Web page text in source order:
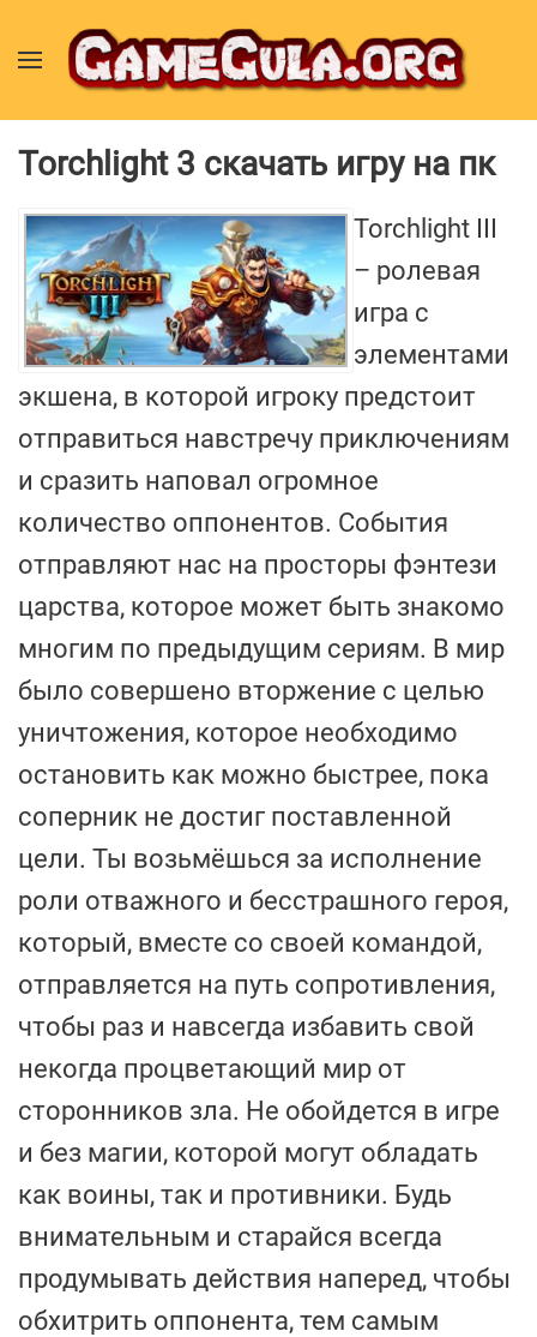
Torchlight 3 скачать игру на пк
Torchlight III
– ролевая
игра с
элементами
экшена, в которой игроку предстоит
отправиться навстречу приключениям
и сразить наповал огромное
количество оппонентов. События
отправляют нас на просторы фэнтези
царства, которое может быть знакомо
многим по предыдущим сериям. В мир
было совершено вторжение с целью
уничтожения, которое необходимо
остановить как можно быстрее, пока
соперник не достиг поставленной
цели. Ты возьмёшься за исполнение
роли отважного и бесстрашного героя,
который, вместе со своей командой,
отправляется на путь сопротивления,
чтобы раз и навсегда избавить свой
некогда процветающий мир от
сторонников зла. Не обойдется в игре
и без магии, которой могут обладать
как воины, так и противники. Будь
внимательным и старайся всегда
продумывать действия наперед, чтобы
обхитрить оппонента, тем самым